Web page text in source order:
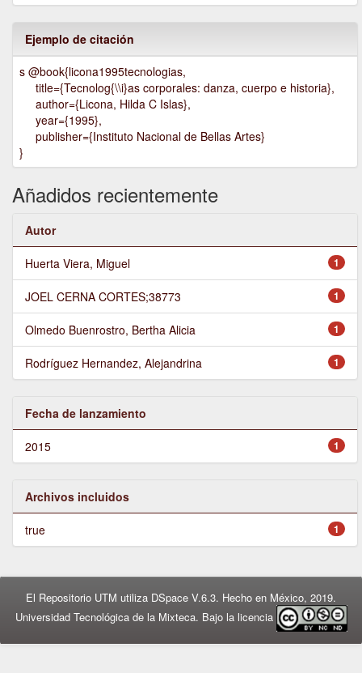
Ejemplo de citación
s @book{licona1995tecnologias,
title={Tecnolog{\\i}as corporales: danza, cuerpo e historia},
author={Licona, Hilda C Islas},
year={1995},
publisher={Instituto Nacional de Bellas Artes}
}
Añadidos recientemente
Autor
1
Huerta Viera, Miguel
1
JOEL CERNA CORTES;38773
1
Olmedo Buenrostro, Bertha Alicia
1
Rodríguez Hernandez, Alejandrina
Fecha de lanzamiento
1
2015
Archivos incluidos
1
true
El Repositorio UTM utiliza DSpace V.6.3. Hecho en México, 2019.
Universidad Tecnológica de la Mixteca. Bajo la licencia